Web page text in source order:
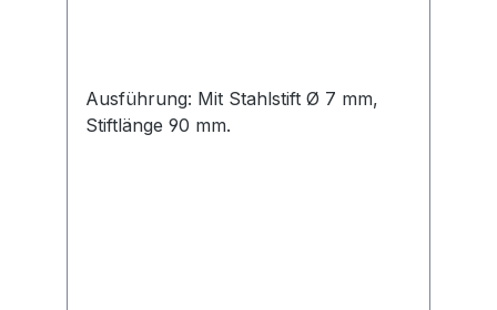
Ausführung: Mit Stahlstift Ø 7 mm,
Stiftlänge 90 mm.